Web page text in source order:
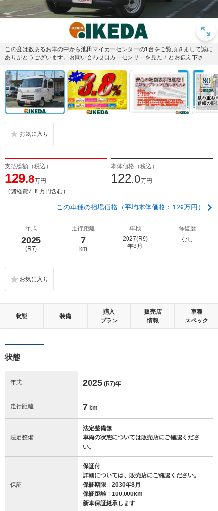
この度は数あるお車の中から池田マイカーセンターの1台をご覧頂きまして誠に
ありがとうございます。お問い合わせはカーセンサーを見た！とお伝え下さ
支払総額（税込）
129.8万円
（諸経費7 .8 万円含む）
本体価格（税込）
122.0万円
この車種の相場価格（平均本体価格：126万円）
年式
2025
(R7)
走行距離
7
km
車検
2027(R9)
年8月
修復歴
なし
状態 装備
購入
プラン
販売店
情報
車種
スペック
状態
年式 2025 (R7)年
走行距離 7 km
法定整備
法定整備無
車両の状態については販売店にご確認くださ
い。
保証
保証付
詳細については、販売店にご確認ください。
保証期限：2030年8月
保証距離：100,000km
新車保証継承します